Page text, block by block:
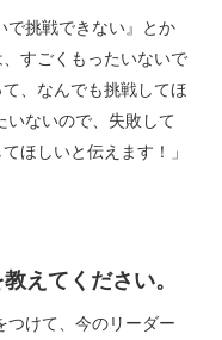
で挑戦できない』とか
すごくもったいないで
、なんでも挑戦してほ
いないので、失敗して
ほしいと伝えます！」
えてください。
つけて、今のリーダー